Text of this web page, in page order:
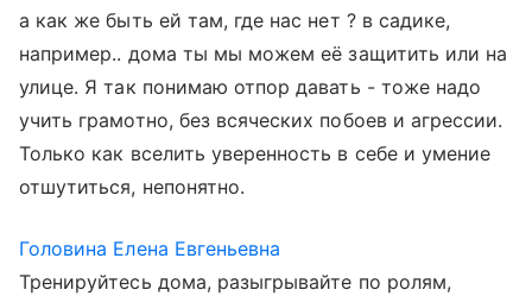
а как же быть ей там, где нас нет ? в садике,
например.. дома ты мы можем её защитить или на
улице. Я так понимаю отпор давать - тоже надо
учить грамотно, без всяческих побоев и агрессии.
Только как вселить уверенность в себе и умение
отшутиться, непонятно.
Головина Елена Евгеньевна
Тренируйтесь дома, разыгрывайте по ролям,